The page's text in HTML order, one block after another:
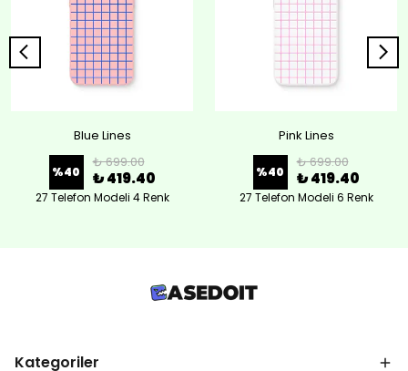
Blue Lines
%40
₺ 699.00
₺ 419.40
27 Telefon Modeli 4 Renk
Pink Lines
%40
₺ 699.00
₺ 419.40
27 Telefon Modeli 6 Renk
Kategoriler